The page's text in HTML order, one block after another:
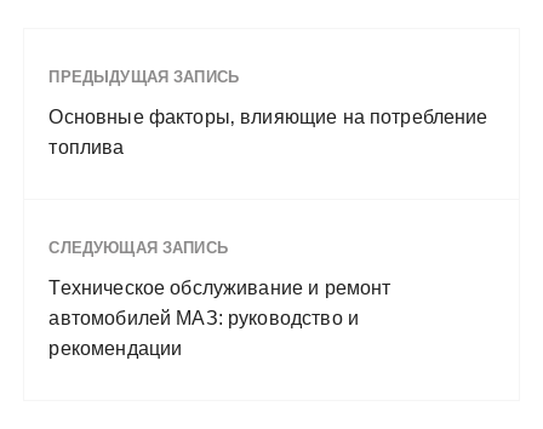
ПРЕДЫДУЩАЯ ЗАПИСЬ
Основные факторы‚ влияющие на потребление
топлива
СЛЕДУЮЩАЯ ЗАПИСЬ
Техническое обслуживание и ремонт
автомобилей МАЗ: руководство и
рекомендации